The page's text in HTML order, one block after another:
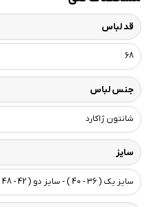
قد لباس
68
جنس لباس
شانتون ژاکارد
سایز
سایز یک ( 36 - 40 ) - سایز دو ( 42 - 48 )